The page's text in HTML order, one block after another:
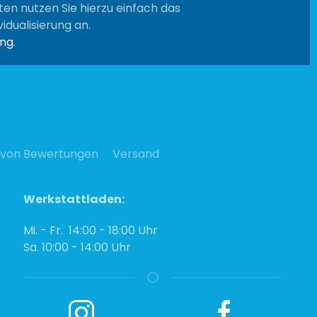
nutzen Sie hierzu einfach das
an.
.
Bewertungen Versand
Werkstattladen:
Mi. - Fr. 14:00 - 18:00 Uhr
Sa. 10:00 - 14:00 Uhr